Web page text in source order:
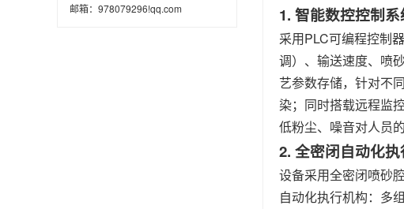
邮箱：978079296!qq.com
1. 智能数控控制系
采用PLC可编程控制
调）、输送速度、喷
艺参数存储，针对不
染；同时搭载远程监
低粉尘、噪音对人员
2. 全密闭自动化
设备采用全密闭喷砂
自动化执行机构：多